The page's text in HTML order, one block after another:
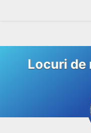
Locuri de